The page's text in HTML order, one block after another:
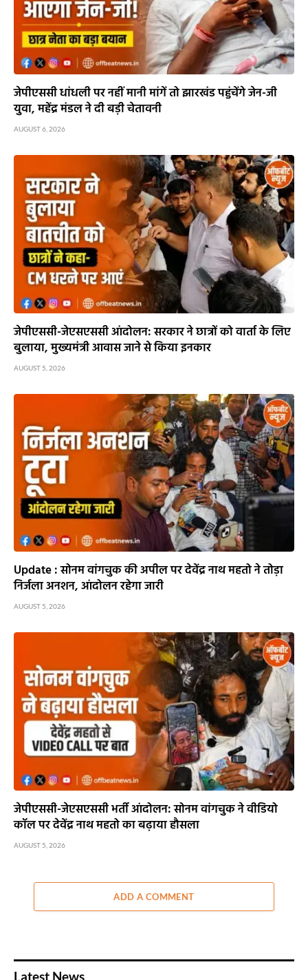
जेपीएससी धांधली पर नहीं मानी मांगें तो झारखंड पहुंचेंगे जेन-जी
युवा, महेंद्र मंडल ने दी बड़ी चेतावनी
AUGUST 6, 2026
जेपीएससी-जेएसएससी आंदोलन: सरकार ने छात्रों को वार्ता के लिए
बुलाया, मुख्यमंत्री आवास जाने से किया इनकार
AUGUST 5, 2026
Update : सोनम वांगचुक की अपील पर देवेंद्र नाथ महतो ने तोड़ा
निर्जला अनशन, आंदोलन रहेगा जारी
AUGUST 5, 2026
जेपीएससी-जेएसएससी भर्ती आंदोलन: सोनम वांगचुक ने वीडियो
कॉल पर देवेंद्र नाथ महतो का बढ़ाया हौसला
AUGUST 5, 2026
ADD A COMMENT
Latest News